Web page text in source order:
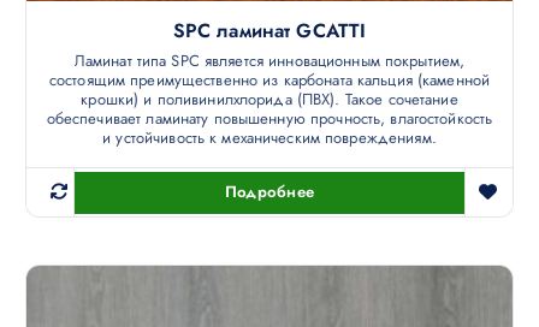
SPC ламинат GCATTI
Ламинат типа SPC является инновационным покрытием,
состоящим преимущественно из карбоната кальция (каменной
крошки) и поливинилхлорида (ПВХ). Такое сочетание
обеспечивает ламинату повышенную прочность, влагостойкость
и устойчивость к механическим повреждениям.
Подробнее